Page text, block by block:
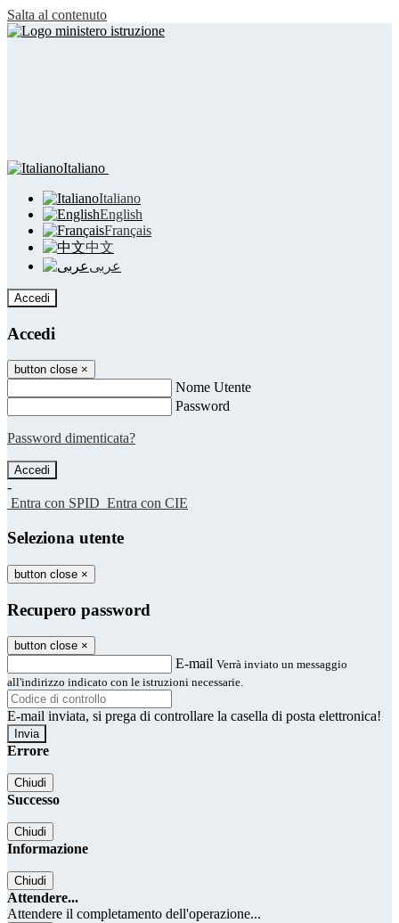
Salta al contenuto
Italiano
Italiano
English
Français
中文
عربى
Accedi
Accedi
button close ×
Nome Utente
Password
Password dimenticata?
-
Entra con SPID Entra con CIE
Seleziona utente
button close ×
Recupero password
button close ×
E-mail Verrà inviato un messaggio
all'indirizzo indicato con le istruzioni necessarie.
E-mail inviata, si prega di controllare la casella di posta elettronica!
Errore
Chiudi
Successo
Chiudi
Informazione
Chiudi
Attendere...
Attendere il completamento dell'operazione...